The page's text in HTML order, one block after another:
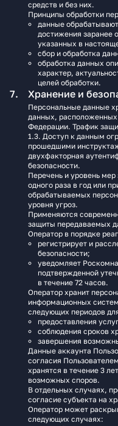
средств и без них.
Принципы обработки
данные
достижения заранее
указанных в
сбор и обработка
обработка данных
характер,
целей обработки.
Хранение и
Персональные данные
данных, расположенных
Федерации. Трафик
1.3. Доступ к данным
прошедшими
двухфакторная
безопасности.
Перечень и уровень
одного раза в год или
обрабатываемых
уровня угроз.
Применяются
защиты передаваемых
Оператор в порядке
регистрирует и
безопасности;
уведомляет
подтвержденной
в течение 72 часов.
Оператор хранит
информационных
следующих периодов
предоставления
соблюдения сроков
завершения
Данные аккаунта
согласия
хранятся в течение 3
возможных споров.
В отдельных случаях,
согласие субъекта на
Оператор может
следующих случаях: